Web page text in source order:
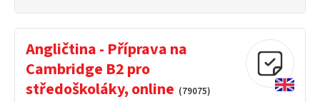
Angličtina - Příprava na
Cambridge B2 pro
středoškoláky, online (79075)